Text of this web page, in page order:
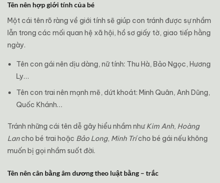
Tên nên hợp giới tính của bé
Một cái tên rõ ràng về giới tính sẽ giúp con tránh được sự nhầm
lẫn trong các mối quan hệ xã hội, hồ sơ giấy tờ, giao tiếp hằng
ngày.
Tên con gái nên dịu dàng, nữ tính: Thu Hà, Bảo Ngọc, Hương
Ly…
Tên con trai nên mạnh mẽ, dứt khoát: Minh Quân, Anh Dũng,
Quốc Khánh…
Tránh những cái tên dễ gây hiểu nhầm nhưKim Anh, Hoàng
Lancho bé trai hoặc Bảo Long, Minh Trícho bé gái nếu không
muốn bị gọi nhầm suốt đời.
Tên nên cân bằng âm dương theo luật bằng – trắc